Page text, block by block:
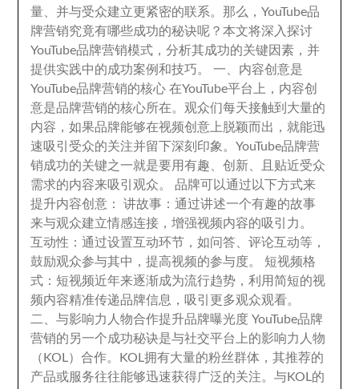
量、 并与受众建立更紧密的联系。那么，YouTube品
牌营销究竟有哪些成功的秘诀呢？本文将深入探讨
YouTube品牌营销模式 ，分析其成功的关键因素 ， 并
提供实践中的成功案例和技巧。 一、 内容创意是
YouTube品牌营销的核心 在YouTube平台上 ， 内容创
意是品牌营销的核心所在。 观众们每天接触到大量的
内容 ，如果品牌能够在视频创意上脱颖而出 ， 就能迅
速吸引受众的关注并留下深刻印象 。YouTube品牌营
销成功的关键之一就是要用有趣 、创新
且贴近受众
需求的内容来吸引观众。品牌可以通过以下方式来
提升内容创意 ：讲故事 ：通过讲述一个有趣的故事
来与观众建立情感连接 ，增强视频内容的吸引力 。
互动性：通过设置互动环节 ，如问答 、评论互动等 ，
鼓励观众参与其中，提高视频的参与度。 短视频格
式 ： 短视频近年来逐渐成为流行趋势 ，利用简短的视
频内容精准传递品牌信息 ， 吸引更多观众观看。
二、与影响力人物合作提升品牌曝光度 YouTube品牌
营销的另一个成功秘诀是与社交平台上的影响力人物
（KOL）合作。 KOL拥有大量的粉丝群体 ，其推荐的
产品或服务往往能够迅速获得广泛的关注。与KOL的